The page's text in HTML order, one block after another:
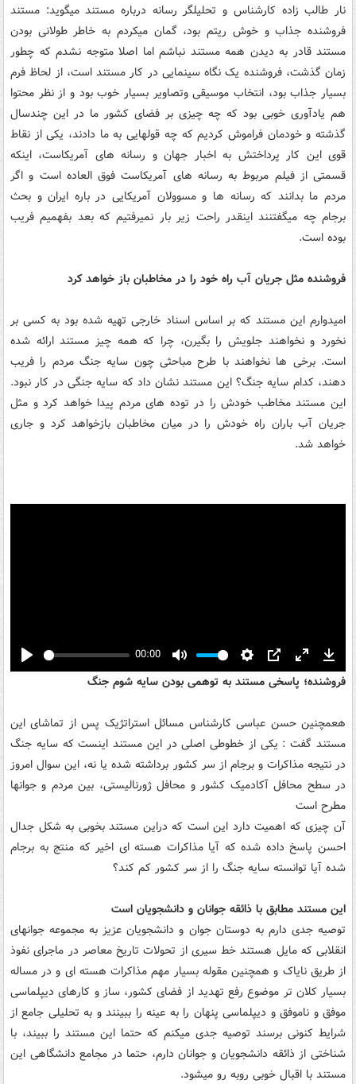
نار طالب زاده کارشناس و تحلیلگر رسانه درباره مستند میگوید: مستند
فروشنده جذاب و خوش ریتم بود، گمان میکردم به خاطر طولانی بودن
مستند قادر به دیدن همه مستند نباشم اما اصلا متوجه نشدم که چطور
زمان گذشت، فروشنده یک نگاه سینمایی در کار مستند است، از لحاظ فرم
بسیار جذاب بود، انتخاب موسیقی وتصاویر بسیار خوب بود و از نظر محتوا
هم یادآوری خوبی بود که چه چیزی بر فضای کشور ما در این چندسال
گذشته و خودمان فراموش کردیم که چه قولهایی به ما دادند، یکی از نقاط
قوی این کار پرداختش به اخبار جهان و رسانه های آمریکاست، اینکه
قسمتی از فیلم مربوط به رسانه های آمریکاست فوق العاده است و اگر
مردم ما بدانند که رسانه ها و مسوولان آمریکایی در باره ایران و بحث
برجام چه میگفتنند اینقدر راحت زیر بار نمیرفتیم که بعد بفهمیم فریب
بوده است.
فروشنده مثل جریان آب راه خود را در مخاطبان باز خواهد کرد
امیدوارم این مستند که بر اساس اسناد خارجی تهیه شده بود به کسی بر
نخورد و نخواهند جلویش را بگیرن، چرا که همه چیز مستند ارائه شده
است. برخی ها نخواهند با طرح مباحثی چون سایه جنگ مردم را فریب
دهند، کدام سایه جنگ؟ این مستند نشان داد که سایه جنگی در کار نبود.
این مستند مخاطب خودش را در توده های مردم پیدا خواهد کرد و مثل
جریان آب باران راه خودش را در میان مخاطبان بازخواهد کرد و جاری
خواهد شد.
Play
00:00
Mute Settings
PIP Enter
fullscreen
فروشنده؛ پاسخی مستند به توهمی بودن سایه شوم جنگ
هعمچنین حسن عباسی کارشناس مسائل استراتژیک پس از تماشای این
مستند گفت : یکی از خطوطی اصلی در این مستند اینست که سایه جنگ
در نتیجه مذاکرات و برجام از سر کشور برداشته شده یا نه، این سوال امروز
در سطح محافل آکادمیک کشور و محافل ژورنالیستی، بین مردم و جوانها
مطرح است
آن چیزی که اهمیت دارد این است که دراین مستند بخوبی به شکل جدال
احسن پاسخ داده شده که آیا مذاکرات هسته ای اخیر که منتج به برجام
شده آیا توانسته سایه جنگ را از سر کشور کم کند؟
این مستند مطابق با ذائقه جوانان و دانشجویان است
توصیه جدی دارم به دوستان جوان و دانشجویان عزیز به مجموعه جوانهای
انقلابی که مایل هستند خط سیری از تحولات تاریخ معاصر در ماجرای نفوذ
از طریق نایاک و همچنین مقوله بسیار مهم مذاکرات هسته ای و در مساله
بسیار کلان تر موضوع رفع تهدید از فضای کشور، ساز و کارهای دیپلماسی
موفق و ناموفق و دیپلماسی پنهان را به عینه را ببینند و به تحلیلی جامع از
شرایط کنونی برسند توصیه جدی میکنم که حتما این مستند را ببیند، با
شناختی از ذائقه دانشجویان و جوانان دارم، حتما در مجامع دانشگاهی این
مستند با اقبال خوبی روبه رو میشود.